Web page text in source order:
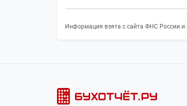
Информация взята с сайта ФНС России